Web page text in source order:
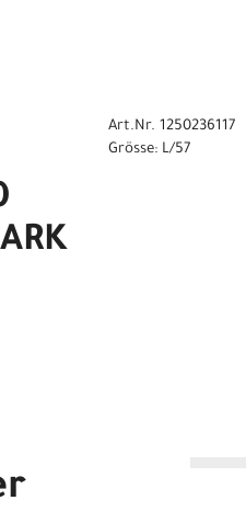
Art.Nr. 1250236117
Grösse: L/57